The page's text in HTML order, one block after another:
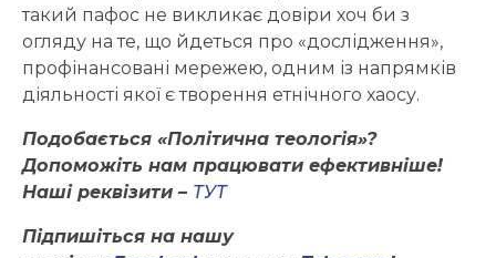
такий пафос не викликає довіри хоч би з
огляду на те, що йдеться про «дослідження»,
профінансовані мережею, одним із напрямків
діяльності якої є творення етнічного хаосу.
Подобається «Політична теологія»?
Допоможіть нам працювати ефективніше!
Наші реквізити – ТУТ
Підпишіться на нашу